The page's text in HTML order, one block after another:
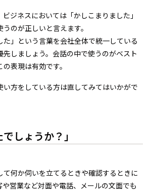
ビジネスにおいては「かしこまりました」
うのが正しいと言えます。
た」という言葉を会社全体で統一している
しましょう。会話の中で使うのがベスト
表現は有効です。
い方をしている方は直してみてはいかがで
しょうか？」
て何か伺いを立てるときや確認するときに
営業など対面や電話、メールの文面でも